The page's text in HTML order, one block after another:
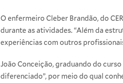
O enfermeiro Cleber Brandão, do
durante as atividades. “Além da
experiências com outros
João Conceição, graduando do
diferenciado”, por meio do qual